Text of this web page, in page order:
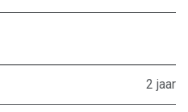
2 jaar